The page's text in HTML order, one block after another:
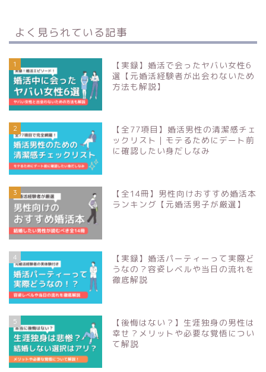
よく見られている記事
1
【実録】婚活で会ったヤバい女性6
選【元婚活経験者が出会わないため
方法も解説】
2
【全77項目】婚活男性の清潔感チェ
ックリスト｜モテるためにデート前
に確認したい身だしなみ
3
【全14冊】男性向けおすすめ婚活本
ランキング【元婚活男子が厳選】
4
【実録】婚活パーティーって実際ど
うなの？容姿レベルや当日の流れを
徹底解説
5
【後悔はない？】生涯独身の男性は
幸せ？メリットや必要な覚悟につい
て解説
婚活の始め方
問い合わせ